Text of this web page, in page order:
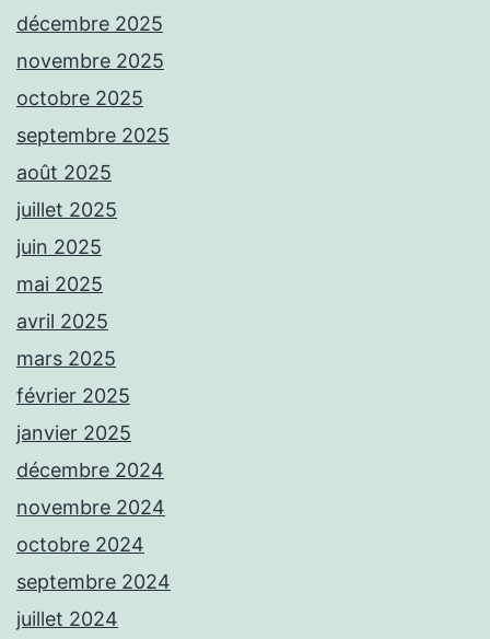
décembre 2025
novembre 2025
octobre 2025
septembre 2025
août 2025
juillet 2025
juin 2025
mai 2025
avril 2025
mars 2025
février 2025
janvier 2025
décembre 2024
novembre 2024
octobre 2024
septembre 2024
juillet 2024